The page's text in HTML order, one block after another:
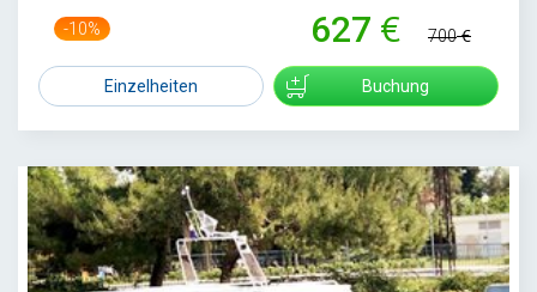
-10% 627 700
Einzelheiten Buchung